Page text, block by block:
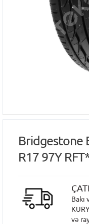
Bridgestone
R17 97Y
Bakı
və